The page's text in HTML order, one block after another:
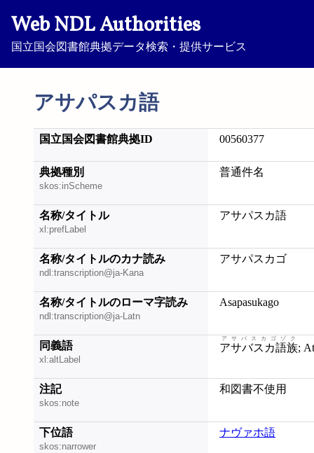
Web NDL Authorities
国立国会図書館典拠データ検索・提供サービス
アサパスカ語
国立国会図書館典拠ID 00560377
典拠種別
skos:inScheme
普通件名
名称/タイトル
xl:prefLabel
アサパスカ語
名称/タイトルのカナ読み
ndl:transcription@ja-Kana
アサパスカゴ
名称/タイトルのローマ字読み
ndl:transcription@ja-Latn
Asapasukago
同義語
xl:altLabel
アサバスカ語族
アサバスカゴゾク
;
注記
skos:note
和図書不使用
下位語
skos:narrower
ナヴァホ語